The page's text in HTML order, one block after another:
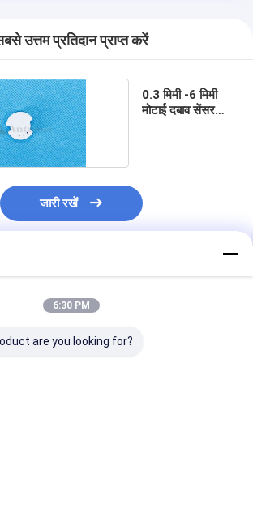
उत्तम प्रतिदान प्राप्त करें
0.3 मिमी -6 मिमी
मोटाई दबाव सेंसर
जारी रखें
6:30 PM
are you looking for?